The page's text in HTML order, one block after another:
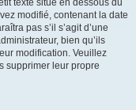
texte situé en dessous du
modifié, contenant la date
pas s’il s’agit d’une
bien qu’ils
modification. Veuillez
supprimer leur propre